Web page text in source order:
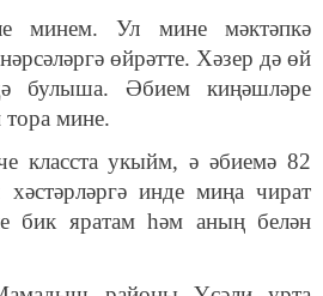
минем. Ул мине мәктәпкә
өйрәтте. Хәзер дә өй
булыша. Әбием киңәшләре
тора мине.
класста укыйм, ә әбиемә 82
инде миңа чират
бик яратам һәм аның белән